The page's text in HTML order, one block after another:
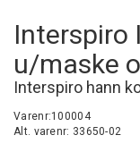
Interspiro
u/maske
Interspiro hann
Varenr:100004
Alt. varenr: 33650-02